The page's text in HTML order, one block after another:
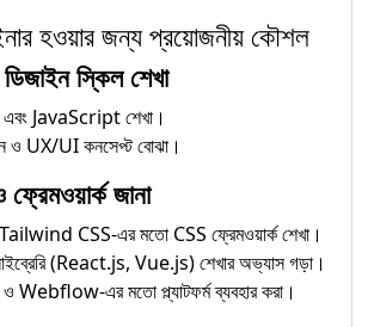
হওয়ার জন্য প্রয়োজনীয় কৌশল
স্কিল শেখা
JavaScript শেখা।
ও UX/UI কনসেপ্ট বোঝা।
জানা
CSS-এর মতো CSS ফ্রেমওয়ার্ক শেখা।
(React.js, Vue.js) শেখার অভ্যাস গড়া।
এর মতো প্ল্যাটফর্ম ব্যবহার করা।